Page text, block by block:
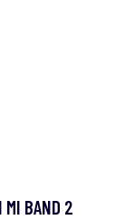
MI BAND 2